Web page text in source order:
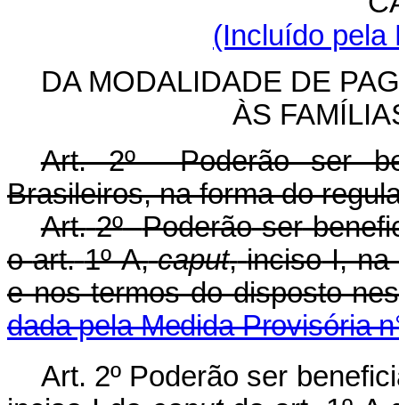
(Incluído pela
DA MODALIDADE DE
ÀS
Art. 2º Poderão ser
Brasileiros, na forma do
Art. 2º Poderão ser
o art. 1º-A, caput, inciso I, na
e nos termos do disposto
dada pela Medida Provisória
Art. 2º Poderão ser